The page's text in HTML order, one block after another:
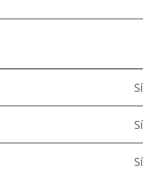
Sí
Sí
Sí